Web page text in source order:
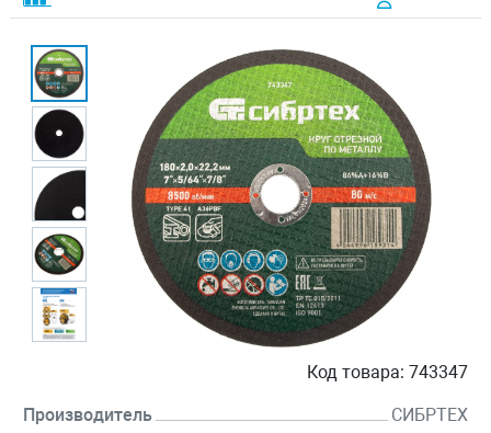
Код товара: 743347
Производитель СИБРТЕХ